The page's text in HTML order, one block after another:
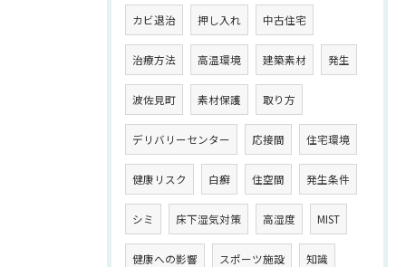
カビ退治 押し入れ 中古住宅
治療方法 高温環境 建築素材 発生
波佐見町 素材保護 取り方
デリバリーセンター 応接間 住宅環境
健康リスク 白癬 住空間 発生条件
シミ 床下湿気対策 高湿度 MIST
健康への影響 スポーツ施設 知識